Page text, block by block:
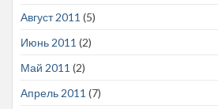
Август 2011 (5)
Июнь 2011 (2)
Май 2011 (2)
Апрель 2011 (7)